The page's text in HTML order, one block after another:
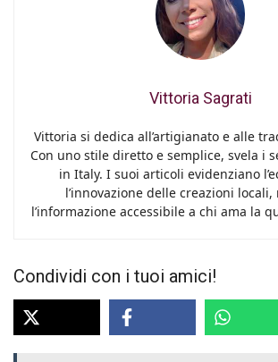
Vittoria Sagrati
Vittoria si dedica all’artigianato e alle
Con uno stile diretto e semplice, svela i
in Italy. I suoi articoli evidenziano
l’innovazione delle creazioni
l’informazione accessibile a chi ama la
Condividi con i tuoi amici!